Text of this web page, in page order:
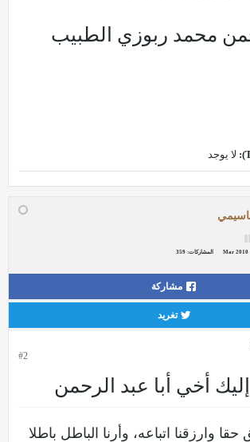
محمد ربوزي الطبيب
لا يوجد
Mar 2010 المشاركات: 359
مشاركة
تغريد
#2
أخي أبا عبد الرحمن
حقا وارزقنا اتباعه، وأرنا الباطل باطلا